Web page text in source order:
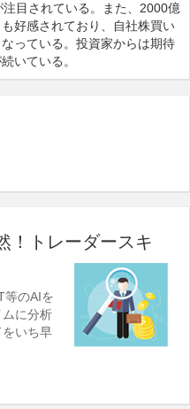
目されている。また、2000億
好感されており、自社株買い
っている。投資家からは期待
いている。
！トレーダースキ
等のAIを
に分析
をいち早